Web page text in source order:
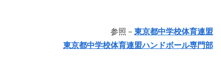
参照－ 東京都中学校体育連盟
東京都中学校体育連盟ハンドボール専門部